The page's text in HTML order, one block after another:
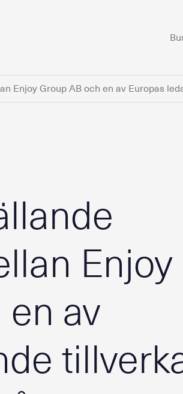
Enjoy Group AB och en av Europas
Enjoy
av